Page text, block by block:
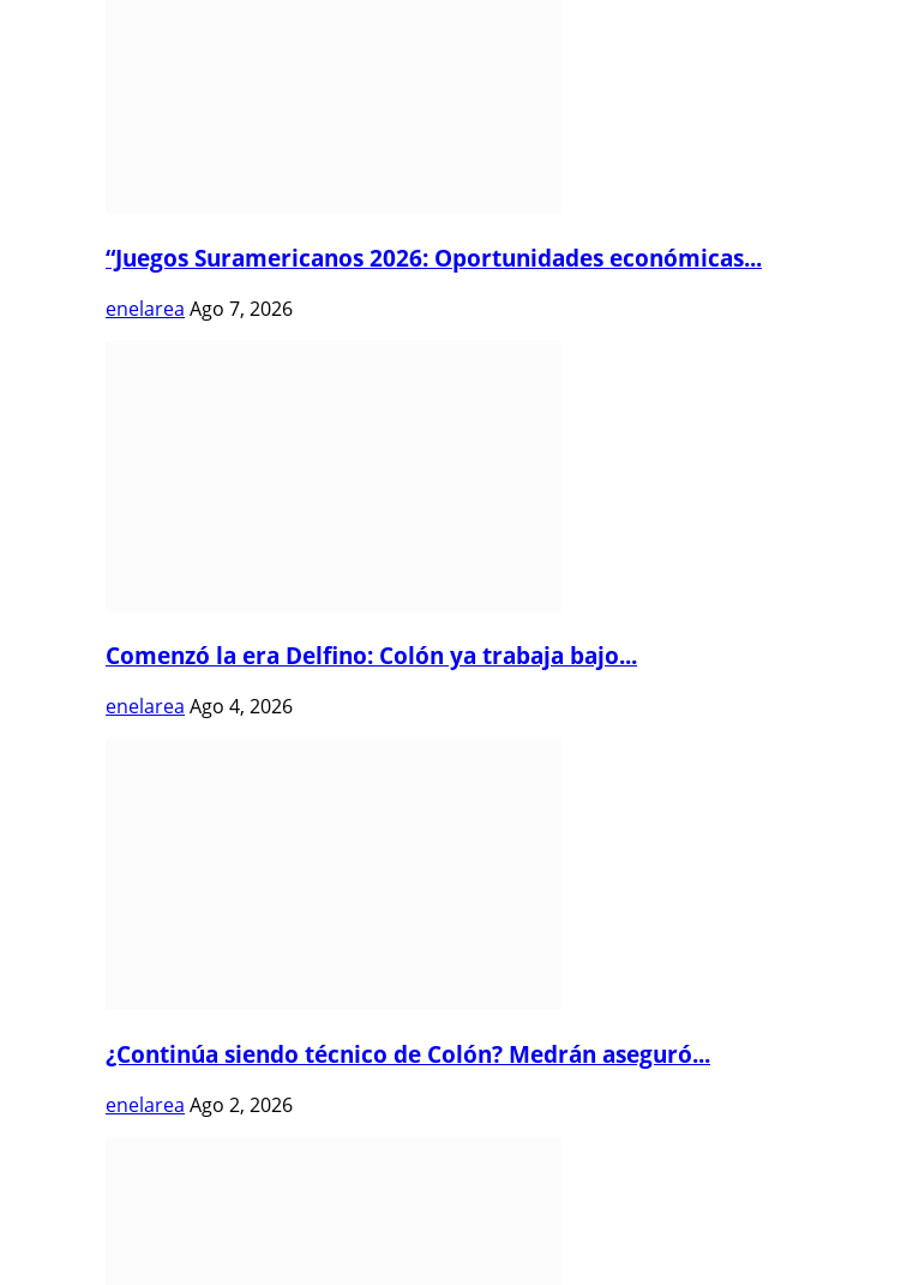
“Juegos Suramericanos 2026: Oportunidades económicas...
enelarea Ago 7, 2026
Comenzó la era Delfino: Colón ya trabaja bajo...
enelarea Ago 4, 2026
¿Continúa siendo técnico de Colón? Medrán aseguró...
enelarea Ago 2, 2026